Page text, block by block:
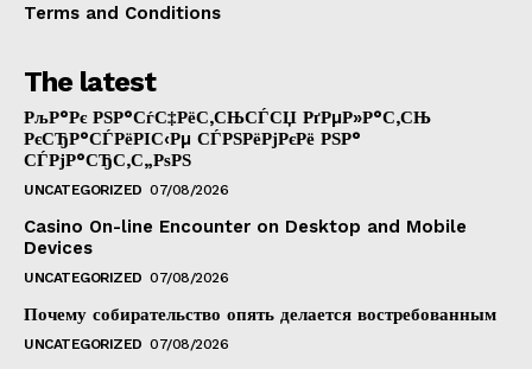
Terms and Conditions
The latest
РљР°Рє РЅР°СѓС‡РёС‚СЊСЃСЏ РґРµР»Р°С‚СЊ
РєСЂР°СЃРёРІС‹Рµ СЃРЅРёРјРєРё РЅР°
СЃРјР°СЂС‚С„РѕРЅ
UNCATEGORIZED 07/08/2026
Casino On-line Encounter on Desktop and Mobile
Devices
UNCATEGORIZED 07/08/2026
Почему собирательство опять делается востребованным
UNCATEGORIZED 07/08/2026